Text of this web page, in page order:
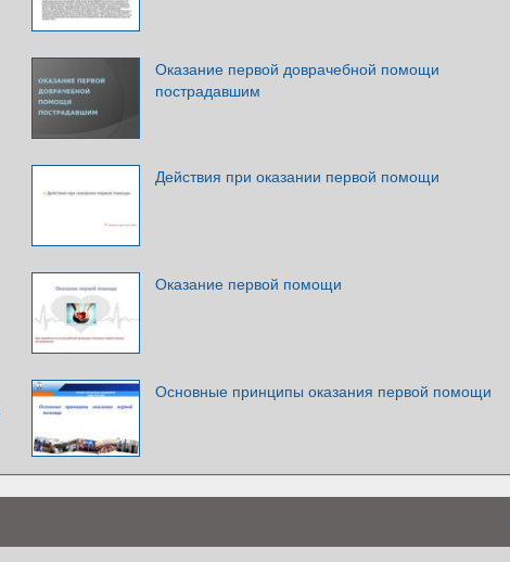
Оказание первой доврачебной помощи
пострадавшим
Действия при оказании первой помощи
Оказание первой помощи
Основные принципы оказания первой помощи